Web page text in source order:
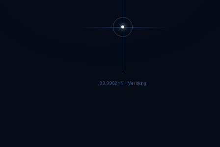
89.9986°N · Meritking